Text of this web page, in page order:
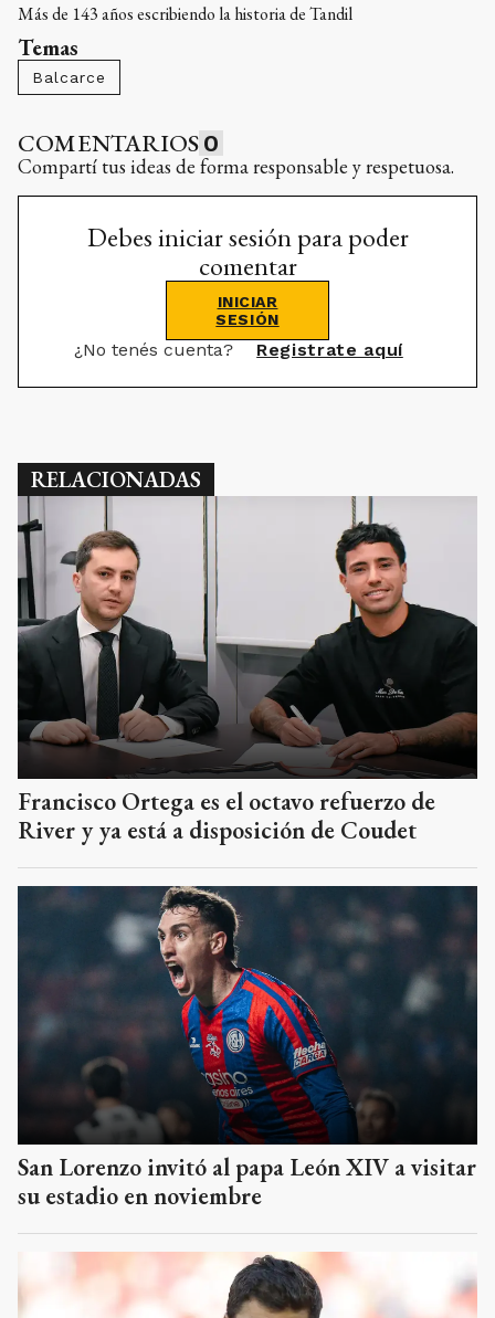
Más de 143 años escribiendo la historia de Tandil
Temas
Balcarce
COMENTARIOS 0
Compartí tus ideas de forma responsable y respetuosa.
Debes iniciar sesión para poder
comentar
INICIAR
SESIÓN
¿No tenés cuenta? Registrate aquí
RELACIONADAS
Francisco Ortega es el octavo refuerzo de
River y ya está a disposición de Coudet
San Lorenzo invitó al papa León XIV a visitar
su estadio en noviembre